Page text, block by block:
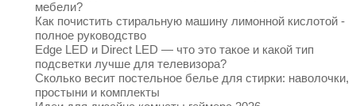
мебели?
Как почистить стиральную машину лимонной кислотой -
полное руководство
Edge LED и Direct LED — что это такое и какой тип
подсветки лучше для телевизора?
Сколько весит постельное белье для стирки: наволочки,
простыни и комплекты